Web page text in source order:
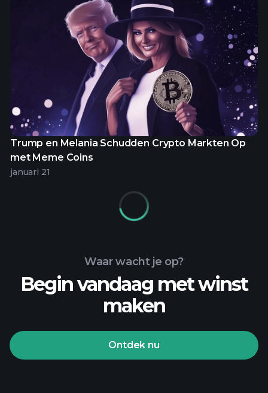
Trump en Melania Schudden Crypto Markten Op
met Meme Coins
januari 21
Waar wacht je op?
Begin vandaag met winst
maken
Ontdek nu